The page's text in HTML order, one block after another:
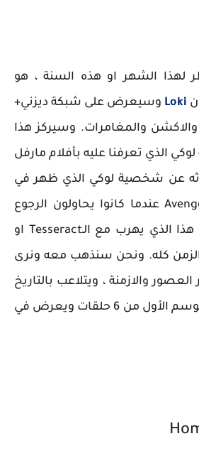
لهذا الشهر او هذه السنة ، هو
Loki وسيعرض على شبكة ديزني+
والاكشن والمغامرات. وسيركز هذا
الذي تعرفنا عليه بأفلام مارفل
عن شخصية لوكي الذي ظهر في
فيلم Avengers: Endgame عندما كانوا يحاولون الرجوع
الى الماضي ، ولوكي هذا الذي يهرب مع الـTesseract او
كله. ونحن سنذهب معه ونرى
والازمنة ، ويتلاعب بالتاريخ
البشري. سيكون الموسم الأول من 6 حلقات ويعرض في